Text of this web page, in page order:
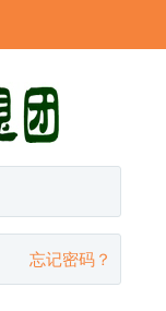
忘记密码？